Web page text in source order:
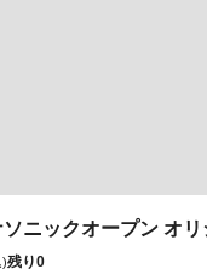
ニックオープン オリ
残り0